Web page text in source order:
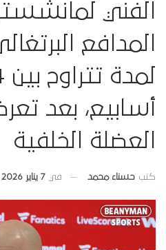
الفني
المدافع
أسابيع، بعد
العضلة الخلفية
كتب حسناء محمد في 7 يناير 2026